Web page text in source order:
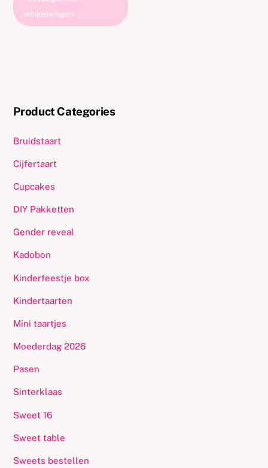
€37.54.
winkelwagen
Product Categories
Bruidstaart
Cijfertaart
Cupcakes
DIY Pakketten
Gender reveal
Kadobon
Kinderfeestje box
Kindertaarten
Mini taartjes
Moederdag 2026
Pasen
Sinterklaas
Sweet 16
Sweet table
Sweets bestellen